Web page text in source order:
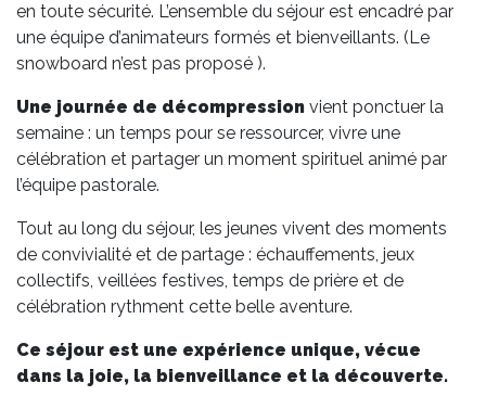
en toute sécurité. L’ensemble du séjour est encadré par
une équipe d’animateurs formés et bienveillants. (Le
snowboard n’est pas proposé ).
Une journée de décompression vient ponctuer la
semaine : un temps pour se ressourcer, vivre une
célébration et partager un moment spirituel animé par
l’équipe pastorale.
Tout au long du séjour, les jeunes vivent des moments
de convivialité et de partage : échauffements, jeux
collectifs, veillées festives, temps de prière et de
célébration rythment cette belle aventure.
Ce séjour est une expérience unique, vécue
dans la joie, la bienveillance et la découverte.